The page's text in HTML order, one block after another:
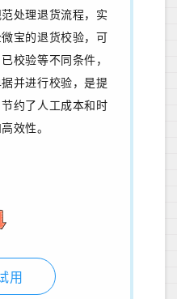
处理退货流程，实
宝的退货校验，可
校验等不同条件，
并进行校验，是提
约了人工成本和时
效性。
用